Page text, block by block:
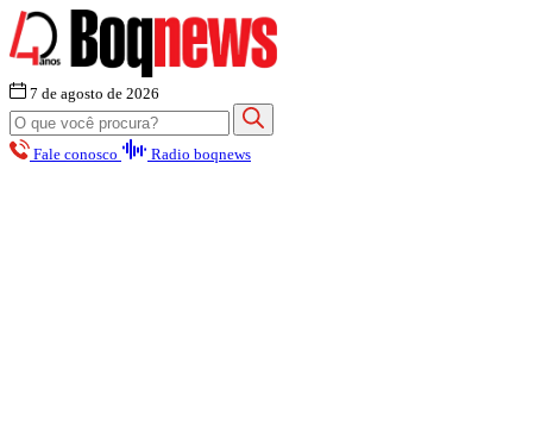
7 de agosto de 2026
Fale conosco Radio boqnews